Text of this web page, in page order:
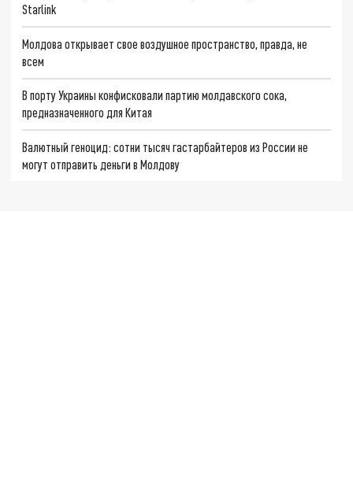
Starlink
Молдова открывает свое воздушное пространство, правда, не
всем
В порту Украины конфисковали партию молдавского сока,
предназначенного для Китая
Валютный геноцид: сотни тысяч гастарбайтеров из России не
могут отправить деньги в Молдову